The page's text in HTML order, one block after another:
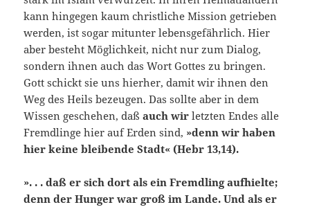
kann hingegen kaum christliche Mission getrieben
werden, ist sogar mitunter lebensgefährlich. Hier
aber besteht Möglichkeit, nicht nur zum Dialog,
sondern ihnen auch das Wort Gottes zu bringen.
Gott schickt sie uns hierher, damit wir ihnen den
Weg des Heils bezeugen. Das sollte aber in dem
Wissen geschehen, daß auch wir letzten Endes alle
Fremdlinge hier auf Erden sind, »denn wir haben
hier keine bleibende Stadt« (Hebr 13,14).
». . . daß er sich dort als ein Fremdling aufhielte;
denn der Hunger war groß im Lande. Und als er